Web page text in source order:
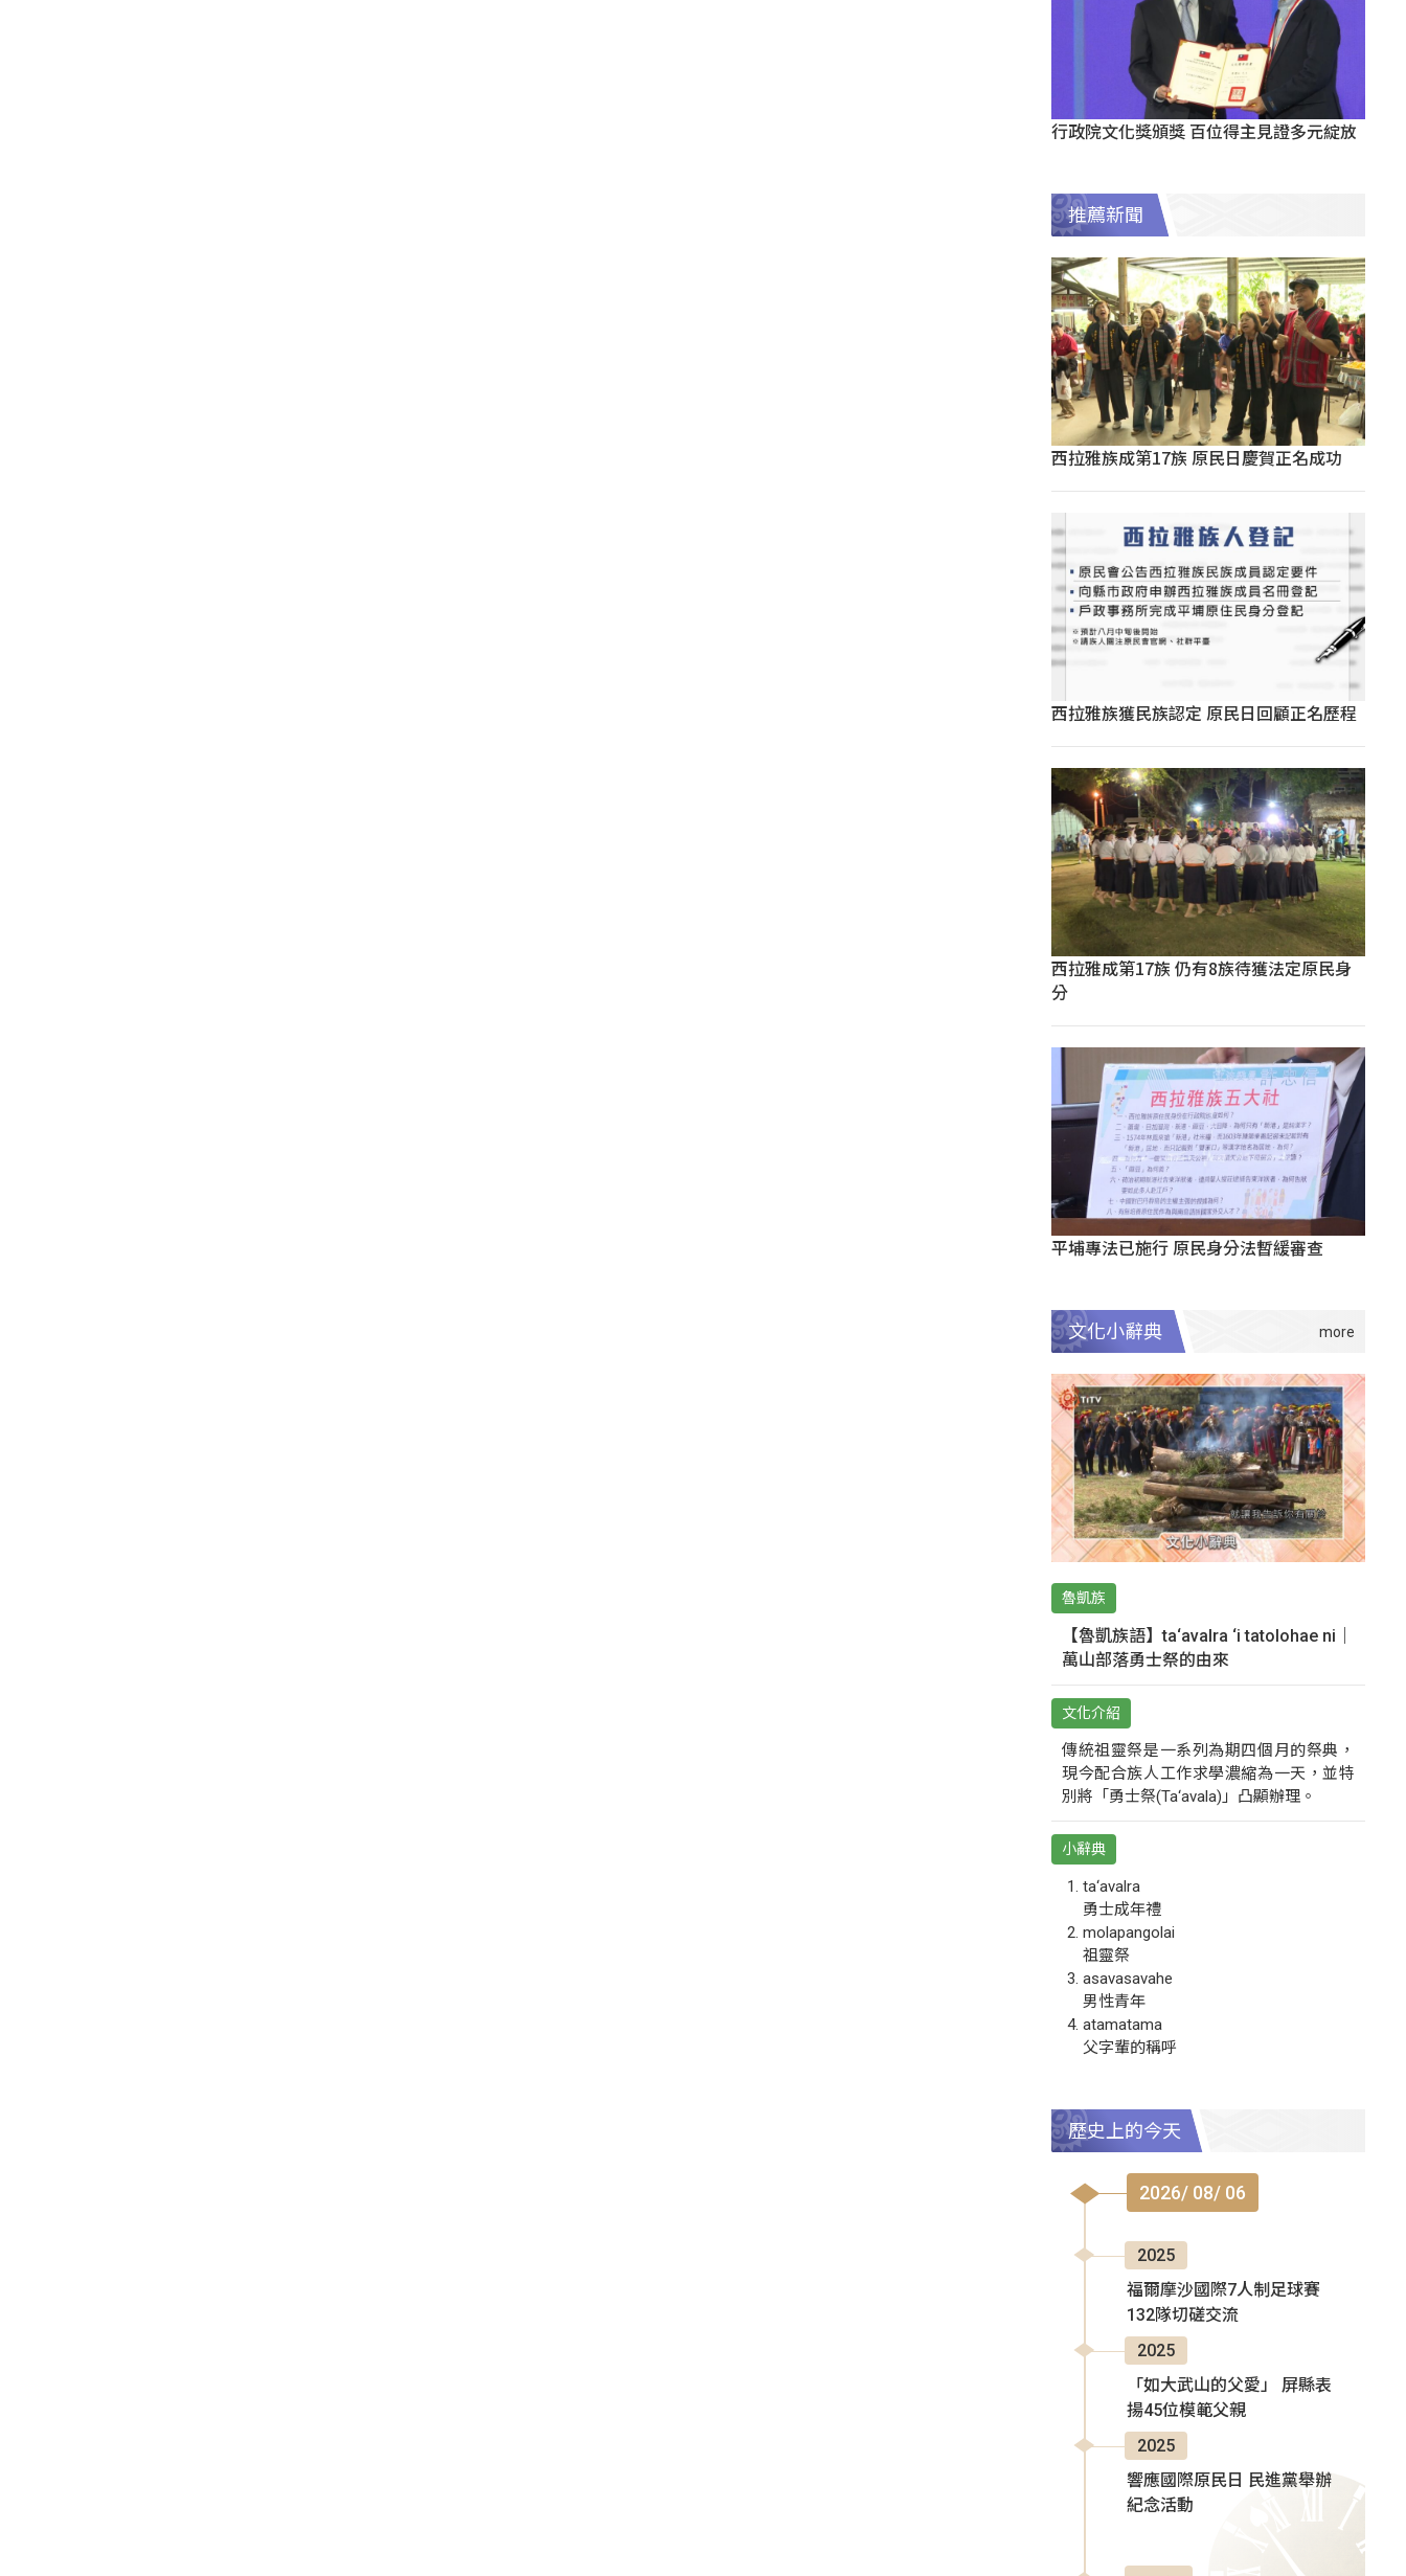
行政院文化獎頒獎 百位得主見證多元綻放
推薦新聞
西拉雅族成第17族 原民日慶賀正名成功
西拉雅族獲民族認定 原民日回顧正名歷程
西拉雅成第17族 仍有8族待獲法定原民身
分
平埔專法已施行 原民身分法暫緩審查
文化小辭典
魯凱族
【魯凱族語】ta‘avalra ‘i tatolohae ni｜
萬山部落勇士祭的由來
文化介紹
傳統祖靈祭是一系列為期四個月的祭典，
現今配合族人工作求學濃縮為一天，並特
別將「勇士祭(Ta‘avala)」凸顯辦理。
小辭典
ta‘avalra
勇士成年禮
molapangolai
祖靈祭
asavasavahe
男性青年
atamatama
父字輩的稱呼
歷史上的今天
2026/ 08/ 06
2025
福爾摩沙國際7人制足球賽
132隊切磋交流
2025
「如大武山的父愛」 屏縣表
揚45位模範父親
2025
響應國際原民日 民進黨舉辦
紀念活動